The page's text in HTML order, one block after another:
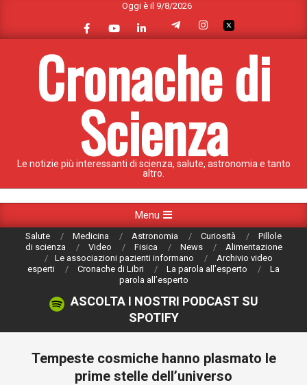
content
Oggi è il 9/8/2026
Cronache di
Scienza
Le notizie più interessanti di scienza, salute, astronomia e tanto
altro.
Navigation
Menu
Salute Medicina Astronomia Curiosità
Pillole
di scienza
Video Fisica News
Alimentazione
Le associazioni pazienti informano
Archivio video
esperti
Cronache di Libri La parola all’esperto
La
parola all’esperto
ASCOLTA I NOSTRI PODCAST SU
SPOTIFY
Tempeste cosmiche hanno plasmato le
prime stelle dell’universo